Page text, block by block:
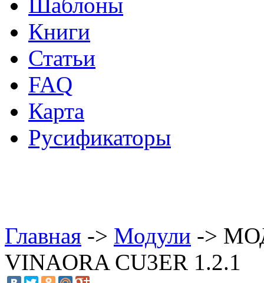
Книги
Статьи
FAQ
Карта
Русификаторы
Главная -> Модули ->
VINAORA CU3ER 1.2.1